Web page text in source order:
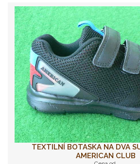
TEXTILNÍ BOTASKA NA DVA
AMERICAN CLUB